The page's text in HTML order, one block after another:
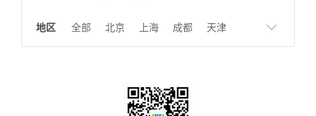
地区 全部 北京 上海 成都 天津
山东 安徽